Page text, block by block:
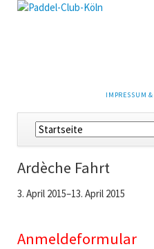
NAVIGATION
IMPRESSUM &
Navigation
überspringen
Ardèche Fahrt
3. April 2015–13. April 2015
Anmeldeformular